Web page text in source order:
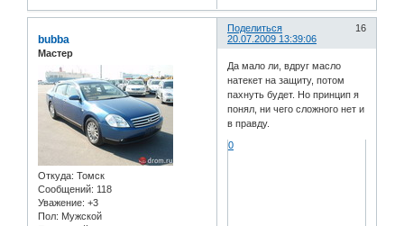
Поделиться
16
20.07.2009 13:39:06
bubba
Мастер
Откуда: Томск
Сообщений: 118
Уважение: +3
Пол: Мужской
Да мало ли, вдруг масло
натекет на защиту, потом
пахнуть будет. Но принцип я
понял, ни чего сложного нет и
в правду.
0